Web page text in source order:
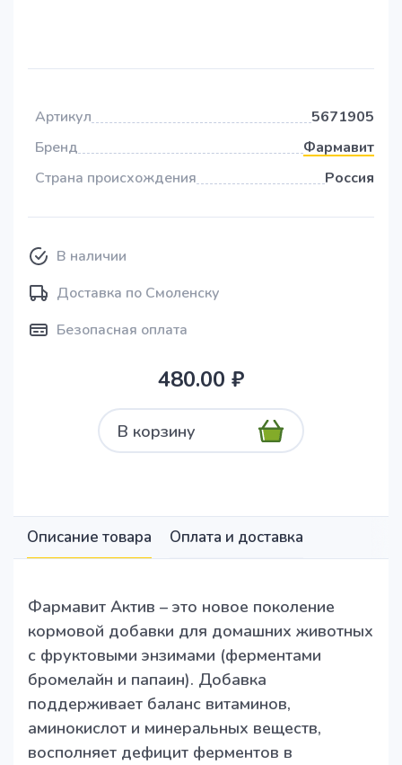
Артикул
5671905
Бренд
Фармавит
Страна происхождения
Россия
В наличии
Доставка по Смоленску
Безопасная оплата
480.00 ₽
В корзину
Описание товара Оплата и доставка
Фармавит Актив – это новое поколение
кормовой добавки для домашних животных
с фруктовыми энзимами (ферментами
бромелайн и папаин). Добавка
поддерживает баланс витаминов,
аминокислот и минеральных веществ,
восполняет дефицит ферментов в